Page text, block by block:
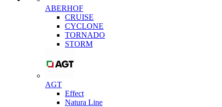
ABERHOF
CRUISE
CYCLONE
TORNADO
STORM
AGT
Effect
Natura Line